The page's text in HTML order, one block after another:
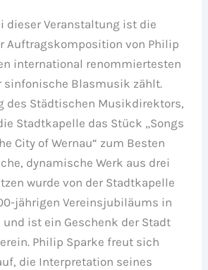
dieser Veranstaltung ist die
Auftragskomposition von Philip
international renommiertesten
sinfonische Blasmusik zählt.
des Städtischen Musikdirektors,
Stadtkapelle das Stück „Songs
City of Wernau“ zum Besten
dynamische Werk aus drei
wurde von der Stadtkapelle
jährigen Vereinsjubiläums in
ist ein Geschenk der Stadt
Philip Sparke freut sich
die Interpretation seines